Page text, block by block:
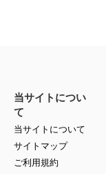
当サイトについ
て
当サイトについて
サイトマップ
ご利用規約